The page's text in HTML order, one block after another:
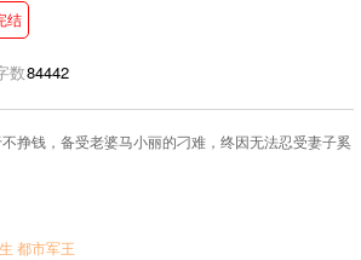
结
数84442
挣钱，备受老婆马小丽的刁难，终因无法忍受妻子奚
都市军王